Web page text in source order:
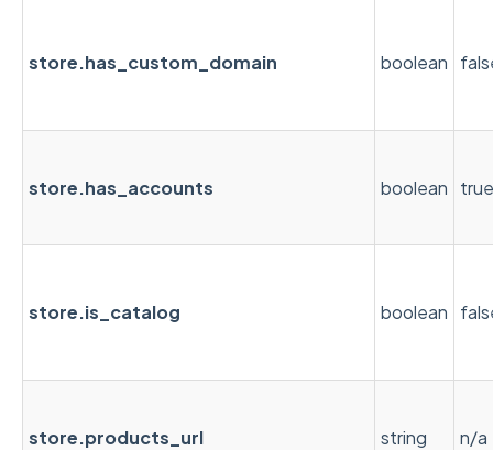
store.has_custom_domain boolean
store.has_accounts boolean true
store.is_catalog boolean
store.products_url string n/a